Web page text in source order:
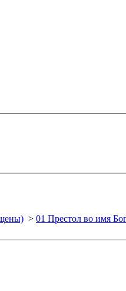
> 01 Престол во имя